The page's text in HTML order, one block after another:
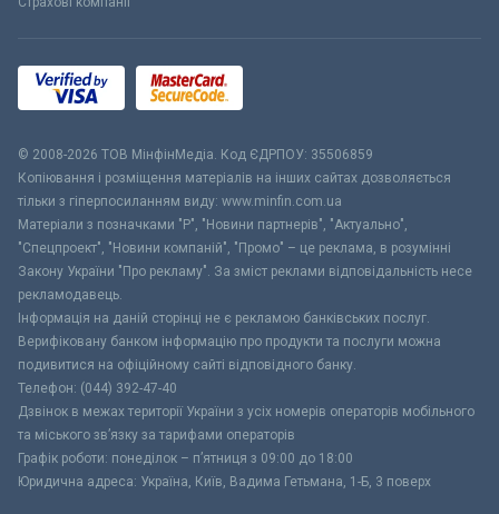
© 2008-2026 ТОВ МiнфiнМедiа. Код ЄДРПОУ: 35506859
Копіювання і розміщення матеріалів на інших сайтах дозволяється
тільки з гіперпосиланням виду: www.minfin.com.ua
Матеріали з позначками "Р", "Новини партнерів", "Актуально",
"Спецпроект", "Новини компаній", "Промо" – це реклама, в розумінні
Закону України "Про рекламу". За зміст реклами відповідальність несе
рекламодавець.
Інформація на даній сторінці не є рекламою банківських послуг.
Верифіковану банком інформацію про продукти та послуги можна
подивитися на офіційному сайті відповідного банку.
Телефон: (044) 392-47-40
Дзвінок в межах території України з усіх номерів операторів мобільного
та міського зв’язку за тарифами операторів
Графік роботи: понеділок – п’ятниця з 09:00 до 18:00
Юридична адреса: Україна, Київ, Вадима Гетьмана, 1-Б, 3 поверх